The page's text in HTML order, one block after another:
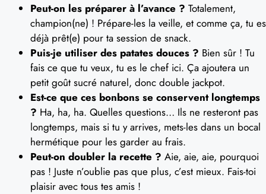
Peut-on les préparer à l’avance ? Totalement,
champion(ne) ! Prépare-les la veille, et comme ça, tu es
déjà prêt(e) pour ta session de snack.
Puis-je utiliser des patates douces ? Bien sûr ! Tu
fais ce que tu veux, tu es le chef ici. Ça ajoutera un
petit goût sucré naturel, donc double jackpot.
Est-ce que ces bonbons se conservent longtemps
? Ha, ha, ha. Quelles questions… Ils ne resteront pas
longtemps, mais si tu y arrives, mets-les dans un bocal
hermétique pour les garder au frais.
Peut-on doubler la recette ? Aie, aie, aie, pourquoi
pas ! Juste n’oublie pas que plus, c’est mieux. Fais-toi
plaisir avec tous tes amis !